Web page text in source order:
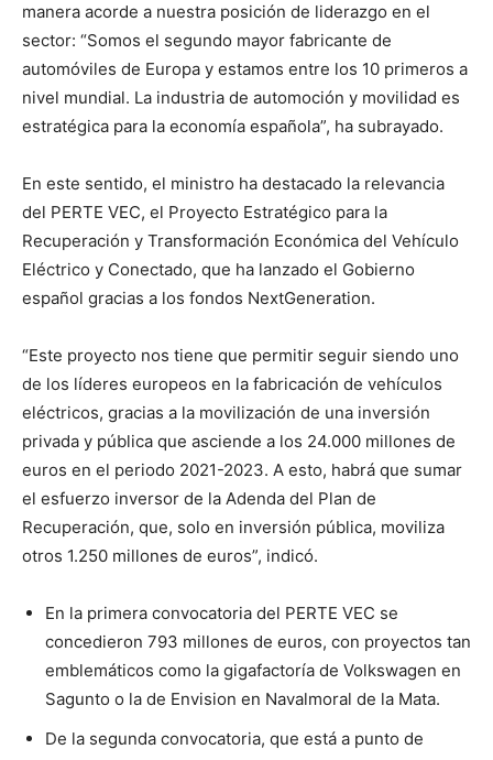
manera acorde a nuestra posición de liderazgo en el
sector: “Somos el segundo mayor fabricante de
automóviles de Europa y estamos entre los 10 primeros a
nivel mundial. La industria de automoción y movilidad es
estratégica para la economía española”, ha subrayado.
En este sentido, el ministro ha destacado la relevancia
del PERTE VEC, el Proyecto Estratégico para la
Recuperación y Transformación Económica del Vehículo
Eléctrico y Conectado, que ha lanzado el Gobierno
español gracias a los fondos NextGeneration.
“Este proyecto nos tiene que permitir seguir siendo uno
de los líderes europeos en la fabricación de vehículos
eléctricos, gracias a la movilización de una inversión
privada y pública que asciende a los 24.000 millones de
euros en el periodo 2021-2023. A esto, habrá que sumar
el esfuerzo inversor de la Adenda del Plan de
Recuperación, que, solo en inversión pública, moviliza
otros 1.250 millones de euros”, indicó.
En la primera convocatoria del PERTE VEC se
concedieron 793 millones de euros, con proyectos tan
emblemáticos como la gigafactoría de Volkswagen en
Sagunto o la de Envision en Navalmoral de la Mata.
De la segunda convocatoria, que está a punto de